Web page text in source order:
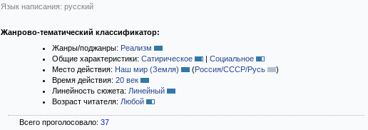
Язык написания: русский
Жанрово-тематический классификатор:
Жанры/поджанры: Реализм
Общие характеристики: Сатирическое | Социальное
Место действия: Наш мир (Земля) (Россия/СССР/Русь
)
Время действия: 20 век
Линейность сюжета: Линейный
Возраст читателя: Любой
Всего проголосовало: 37